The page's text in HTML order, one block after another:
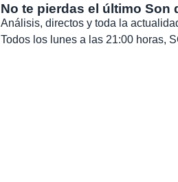
No te pierdas el último Son
Análisis, directos y toda la
Todos los lunes a las 21:00 horas,